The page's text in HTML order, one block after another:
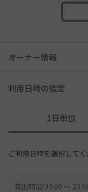
いよう、ご注意くださ
オーナー情報
利用日時の指定
1日単位
ご利用日時を選択して
貸出時間 00:00 〜